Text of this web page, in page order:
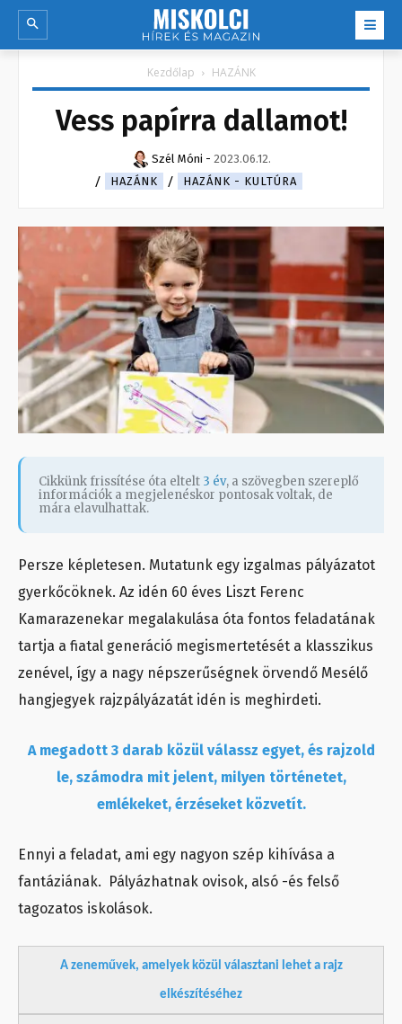
Kezdőlap HAZÁNK
Vess papírra dallamot!
Szél Móni - 2023.06.12.
HAZÁNK
HAZÁNK - KULTÚRA
Cikkünk frissítése óta eltelt 3 év, a szövegben szereplő
információk a megjelenéskor pontosak voltak, de
mára elavulhattak.
Persze képletesen. Mutatunk egy izgalmas pályázatot
gyerkőcöknek. Az idén 60 éves Liszt Ferenc
Kamarazenekar megalakulása óta fontos feladatának
tartja a fiatal generáció megismertetését a klasszikus
zenével, így a nagy népszerűségnek örvendő Mesélő
hangjegyek rajzpályázatát idén is meghirdeti.
A megadott 3 darab közül válassz egyet, és rajzold
le, számodra mit jelent, milyen történetet,
emlékeket, érzéseket közvetít.
Ennyi a feladat, ami egy nagyon szép kihívása a
fantáziának. Pályázhatnak ovisok, alsó -és felső
tagozatos iskolások.
A zeneművek, amelyek közül választani lehet a rajz
elkészítéséhez